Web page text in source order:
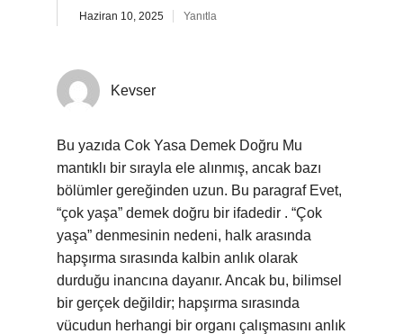
Haziran 10, 2025 Yanıtla
Kevser
Bu yazıda Cok Yasa Demek Doğru Mu
mantıklı bir sırayla ele alınmış, ancak bazı
bölümler gereğinden uzun. Bu paragraf Evet,
“çok yaşa” demek doğru bir ifadedir . “Çok
yaşa” denmesinin nedeni, halk arasında
hapşırma sırasında kalbin anlık olarak
durduğu inancına dayanır. Ancak bu, bilimsel
bir gerçek değildir; hapşırma sırasında
vücudun herhangi bir organı çalışmasını anlık